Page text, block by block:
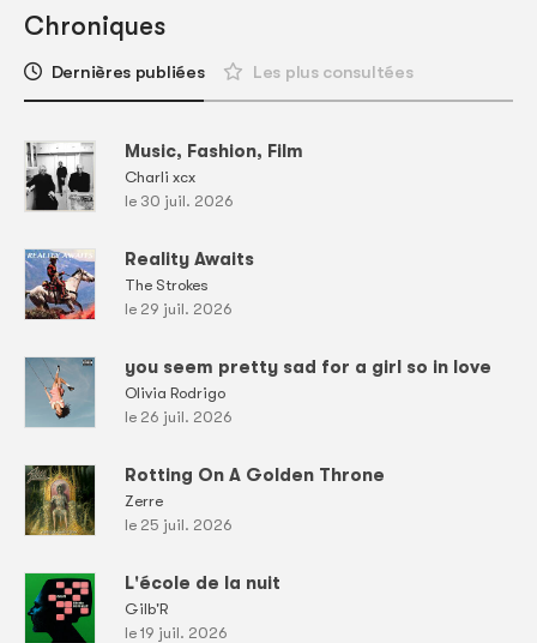
Chroniques
Dernières publiées Les plus consultées
Music, Fashion, Film
Charli xcx
le 30 juil. 2026
Reality Awaits
The Strokes
le 29 juil. 2026
you seem pretty sad for a girl so in love
Olivia Rodrigo
le 26 juil. 2026
Rotting On A Golden Throne
Zerre
le 25 juil. 2026
L'école de la nuit
Gilb'R
le 19 juil. 2026